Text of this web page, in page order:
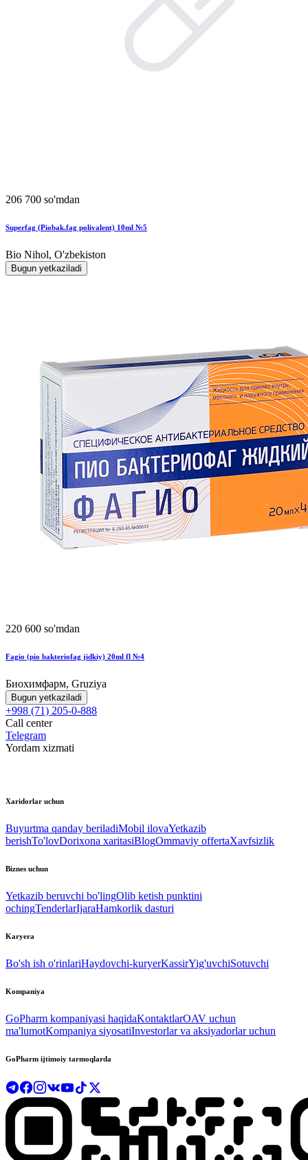
206 700 so'mdan
Superfag (Piobak.fag polivalent) 10ml №5
Bio Nihol, O'zbekiston
Bugun yetkaziladi
220 600 so'mdan
Fagio (pio bakteriofag jidkiy) 20ml fl №4
Биохимфарм, Gruziya
Bugun yetkaziladi
+998 (71) 205-0-888
Call center
Telegram
Yordam xizmati
Xaridorlar uchun
Buyurtma qanday beriladiMobil ilovaYetkazib
berishTo'lovDorixona xaritasiBlogOmmaviy offertaXavfsizlik
Biznes uchun
Yetkazib beruvchi bo'lingOlib ketish punktini
ochingTenderlarIjaraHamkorlik dasturi
Karyera
Bo'sh ish o'rinlariHaydovchi-kuryerKassirYig'uvchiSotuvchi
Kompaniya
GoPharm kompaniyasi haqidaKontaktlarOAV uchun
ma'lumotKompaniya siyosatiInvestorlar va aksiyadorlar uchun
GoPharm ijtimoiy tarmoqlarda